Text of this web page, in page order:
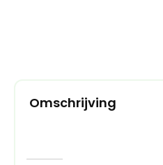
Omschrijving